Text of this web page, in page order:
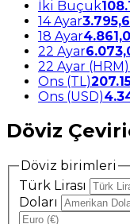
İki Buçuk
14 Ayar
18 Ayar
22 Ayar
22 Ayar (HRM)
Ons (TL)
Ons (USD)
Döviz
Döviz birimleri
Türk Lirası
Doları